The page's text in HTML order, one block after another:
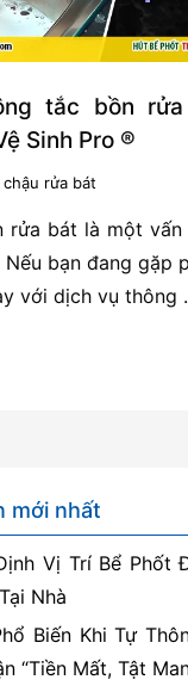
tắc bồn
Sinh Pro ®
rửa bát
rửa bát là một
bạn đang gặp
với dịch vụ thông
mới nhất
Vị Trí Bể Phốt
Nhà
Biến Khi Tự
“Tiền Mất, Tật